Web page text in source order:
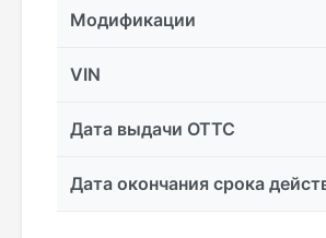
Модификации
VIN
Дата выдачи ОТТС
Дата окончания срока